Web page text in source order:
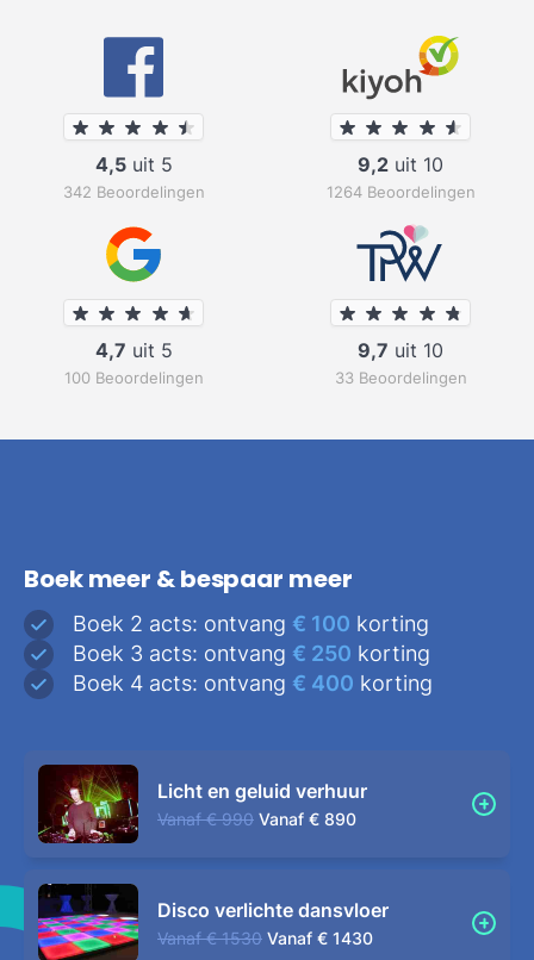
4,5uit 5
342 Beoordelingen
9,2 uit 10
1264 Beoordelingen
4,7 uit 5
100 Beoordelingen
9,7 uit 10
33 Beoordelingen
Boek meer & bespaar meer
Boek 2 acts: ontvang € 100 korting
Boek 3 acts: ontvang € 250 korting
Boek 4 acts: ontvang € 400 korting
Licht en geluid verhuur
Vanaf € 990 Vanaf € 890
Disco verlichte dansvloer
Vanaf € 1530 Vanaf € 1430